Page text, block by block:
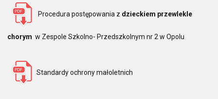
Procedura postępowania z dzieckiem przewlekle
chorym w Zespole Szkolno- Przedszkolnym nr 2 w Opolu
Standardy ochrony małoletnich